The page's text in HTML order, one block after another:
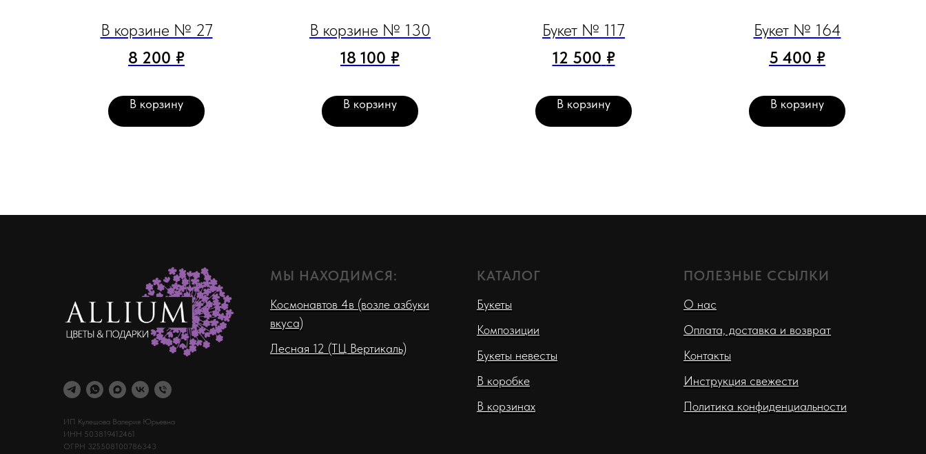
В корзине № 27
8 200 ₽
В корзину
В корзине № 130
18 100 ₽
В корзину
Букет № 117
12 500 ₽
В корзину
Букет № 164
5 400 ₽
В корзину
ИП Кулешова Валерия Юрьевна
ИНН 503819412461
ОГРН 325508100786343
МЫ НАХОДИМСЯ:
Космонавтов 4в (возле азбуки
вкуса)
Лесная 12 (ТЦ Вертикаль)
КАТАЛОГ
Букеты
Композиции
Букеты невесты
В коробке
В корзинах
ПОЛЕЗНЫЕ ССЫЛКИ
О нас
Оплата, доставка и возврат
Контакты
Инструкция свежести
Политика конфиденциальности